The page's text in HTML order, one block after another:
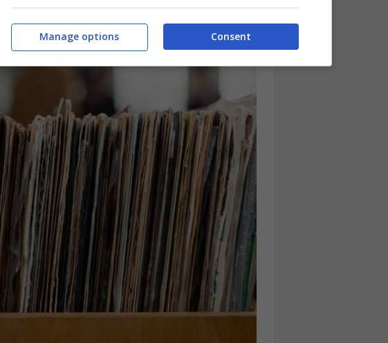
passa inosservato, ma che cambia
Consent
Manage options